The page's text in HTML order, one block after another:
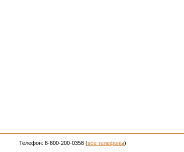
Телефон: 8-800-200-0358 (все телефоны)